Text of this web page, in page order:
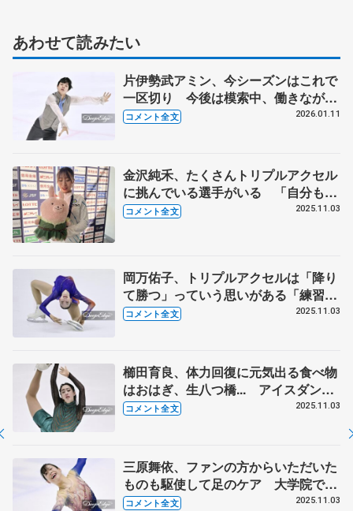
あわせて読みたい
片伊勢武アミン、今シーズンはこれで
一区切り 今後は模索中、働きながら
でもスケート続けたい【日本学生氷上
コメント全文 2026.01.11
金沢純禾、たくさんトリプルアクセル
に挑んでいる選手がいる 「自分も跳
べるようにならないとまずいな、みた
コメント全文 2025.11.03
岡万佑子、トリプルアクセルは「降り
て勝つ」っていう思いがある「練習で
できても曲でハマらないと意味がな
コメント全文 2025.11.03
櫛田育良、体力回復に元気出る食べ物
はおはぎ、生八つ橋... アイスダンス
との二刀流、国際大会へ4週連続で試
コメント全文 2025.11.03
三原舞依、ファンの方からいただいた
ものも駆使して足のケア 大学院でス
ポーツ心理面の研究作業しつつ「全日
コメント全文 2025.11.03